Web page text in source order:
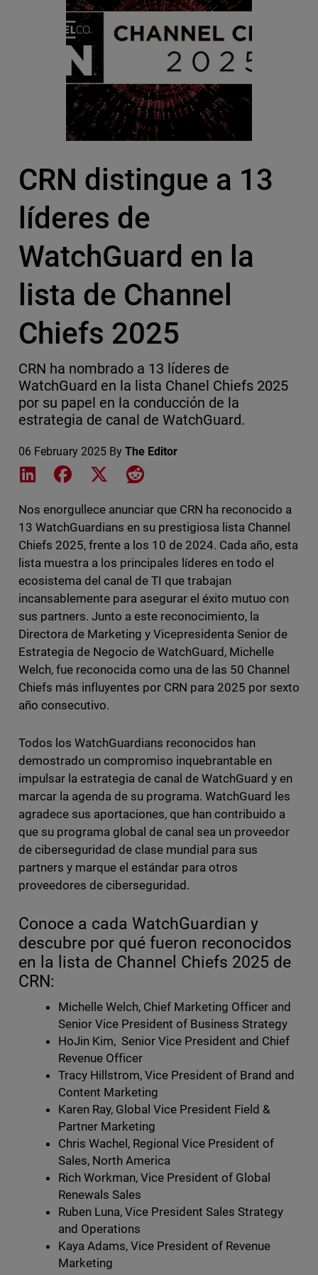
CRN distingue a 13
líderes de
WatchGuard en la
lista de Channel
Chiefs 2025
CRN ha nombrado a 13 líderes de
WatchGuard en la lista Chanel Chiefs 2025
por su papel en la conducción de la
estrategia de canal de WatchGuard.
06 February 2025 By The Editor
Share on LinkedIn
Share on Facebook
Share on XShare on Reddit
Nos enorgullece anunciar que CRN ha reconocido a
13 WatchGuardians en su prestigiosa lista Channel
Chiefs 2025, frente a los 10 de 2024. Cada año, esta
lista muestra a los principales líderes en todo el
ecosistema del canal de TI que trabajan
incansablemente para asegurar el éxito mutuo con
sus partners. Junto a este reconocimiento, la
Directora de Marketing y Vicepresidenta Senior de
Estrategia de Negocio de WatchGuard, Michelle
Welch, fue reconocida como una de las 50 Channel
Chiefs más influyentes por CRN para 2025 por sexto
año consecutivo.
Todos los WatchGuardians reconocidos han
demostrado un compromiso inquebrantable en
impulsar la estrategia de canal de WatchGuard y en
marcar la agenda de su programa. WatchGuard les
agradece sus aportaciones, que han contribuido a
que su programa global de canal sea un proveedor
de ciberseguridad de clase mundial para sus
partners y marque el estándar para otros
proveedores de ciberseguridad.
Conoce a cada WatchGuardian y
descubre por qué fueron reconocidos
en la lista de Channel Chiefs 2025 de
CRN:
Michelle Welch, Chief Marketing Officer and
Senior Vice President of Business Strategy
HoJin Kim, Senior Vice President and Chief
Revenue Officer
Tracy Hillstrom, Vice President of Brand and
Content Marketing
Karen Ray, Global Vice President Field &
Partner Marketing
Chris Wachel, Regional Vice President of
Sales, North America
Rich Workman, Vice President of Global
Renewals Sales
Ruben Luna, Vice President Sales Strategy
and Operations
Kaya Adams, Vice President of Revenue
Marketing